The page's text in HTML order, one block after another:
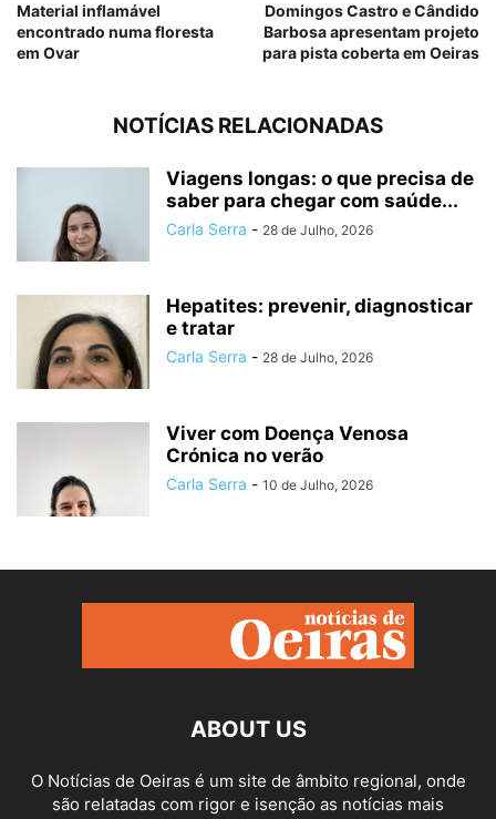
Material inflamável
encontrado numa floresta
em Ovar
Domingos Castro e Cândido
Barbosa apresentam projeto
para pista coberta em Oeiras
NOTÍCIAS RELACIONADAS
Viagens longas: o que precisa de
saber para chegar com saúde...
Carla Serra - 28 de Julho, 2026
Hepatites: prevenir, diagnosticar
e tratar
Carla Serra - 28 de Julho, 2026
Viver com Doença Venosa
Crónica no verão
Carla Serra - 10 de Julho, 2026
ABOUT US
O Notícias de Oeiras é um site de âmbito regional, onde
são relatadas com rigor e isenção as notícias mais